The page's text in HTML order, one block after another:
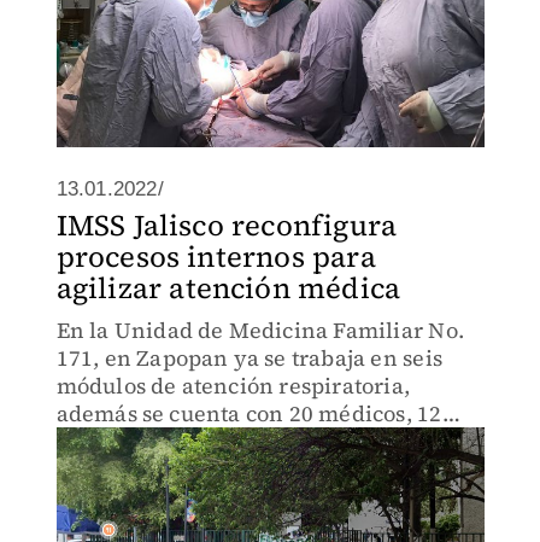
13.01.2022/
IMSS Jalisco reconfigura
procesos internos para
agilizar atención médica
En la Unidad de Medicina Familiar No.
171, en Zapopan ya se trabaja en seis
módulos de atención respiratoria,
además se cuenta con 20 médicos, 12
enfermeras, laboratoristas y personal
capacitado para la toma de pruebas
covid